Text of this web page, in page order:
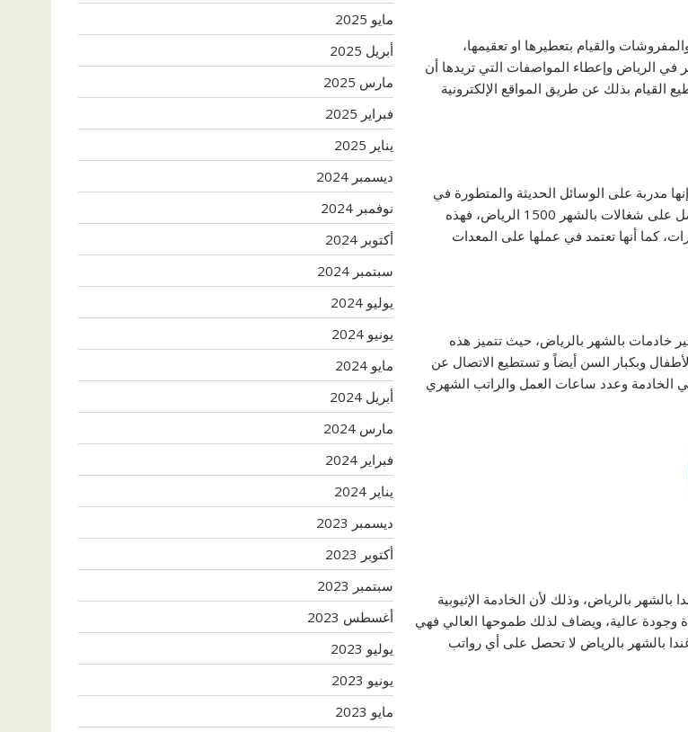
والقيام بتعطيرها او تعقيمها،
الرياض وإعطاء المواصفات التي تريدها أن
بذلك عن طريق المواقع الإلكترونية
حيث إنها مدربة على الوسائل الحديثة والمتطورة في
التنظيف وتستطيع التواصل مع أي مكاتب تأجير خادمات بالشهر بالرياض، كي تحصل على شغالات بالشهر 1500 الرياض، فهذه
كما أنها تعتمد في عملها على المعدات
خادمات بالشهر بالرياض، حيث تتميز هذه
وبكبار السن أيضاً و تستطيع الاتصال عن
الخادمة وعدد ساعات العمل والراتب الشهري
بالرياض، وذلك لأن الخادمة الإثيوبية
وجودة عالية، ويضاف لذلك طموحها العالي فهي
بالشهر بالرياض لا تحصل على أي رواتب
مايو 2025
أبريل 2025
مارس 2025
فبراير 2025
يناير 2025
ديسمبر 2024
نوفمبر 2024
أكتوبر 2024
سبتمبر 2024
يوليو 2024
يونيو 2024
مايو 2024
أبريل 2024
مارس 2024
فبراير 2024
يناير 2024
ديسمبر 2023
أكتوبر 2023
سبتمبر 2023
أغسطس 2023
يوليو 2023
يونيو 2023
مايو 2023